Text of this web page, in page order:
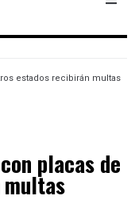
estados recibirán multas
placas de